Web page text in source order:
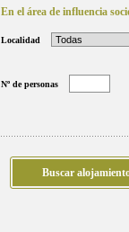
En el área de influencia
Localidad
Nº de personas